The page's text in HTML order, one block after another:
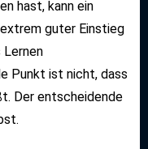
hast, kann ein
guter Einstieg
Lernen
Punkt ist nicht, dass
Der entscheidende